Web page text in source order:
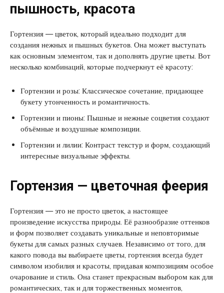
пышность, красота
Гортензия — цветок, который идеально подходит для
создания нежных и пышных букетов. Она может выступать
как основным элементом, так и дополнять другие цветы. Вот
несколько комбинаций, которые подчеркнут её красоту:
Гортензии и розы: Классическое сочетание, придающее
букету утонченность и романтичность.
Гортензии и пионы: Пышные и нежные соцветия создают
объёмные и воздушные композиции.
Гортензии и лилии: Контраст текстур и форм, создающий
интересные визуальные эффекты.
Гортензия — цветочная феерия
Гортензия — это не просто цветок, а настоящее
произведение искусства природы. Её разнообразие оттенков
и форм позволяет создавать уникальные и неповторимые
букеты для самых разных случаев. Независимо от того, для
какого повода вы выбираете цветы, гортензия всегда будет
символом изобилия и красоты, придавая композициям особое
очарование и стиль. Она станет прекрасным выбором как для
романтических, так и для торжественных моментов,